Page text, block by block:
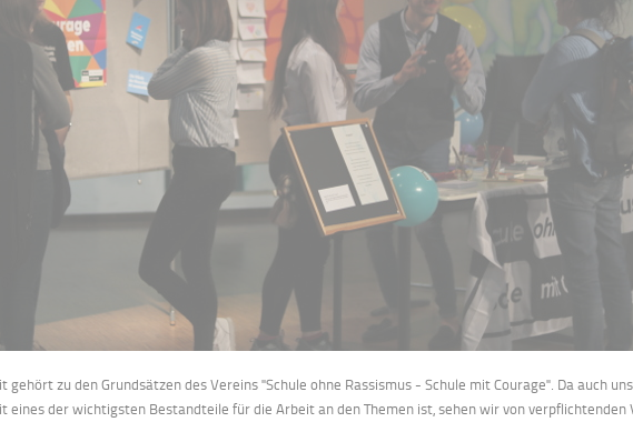
gehört zu den Grundsätzen des Vereins "Schule ohne Rassismus - Schule mit Courage". Da auch
eines der wichtigsten Bestandteile für die Arbeit an den Themen ist, sehen wir von verpflichtenden